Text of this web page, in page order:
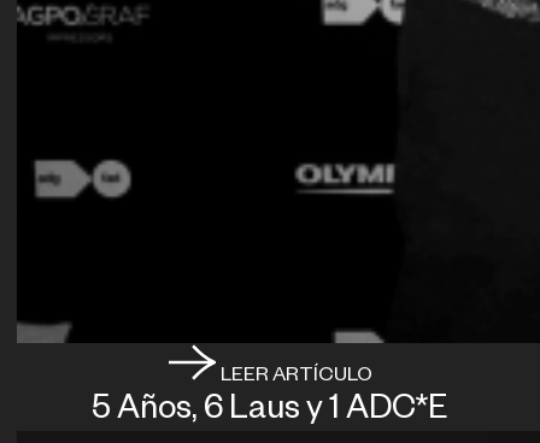
LEER ARTÍCULO
5 Años, 6 Laus y 1 ADC*E